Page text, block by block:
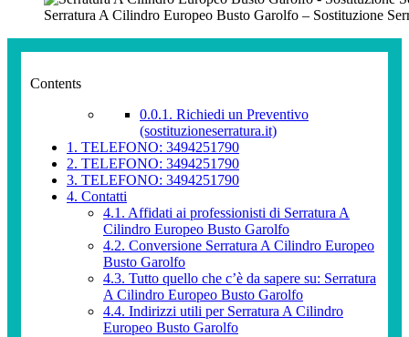
Serratura A Cilindro Europeo Busto Garolfo – Sostituzione
Contents
0.0.1. Richiedi un Preventivo
(sostituzioneserratura.it)
1. TELEFONO: 3494251790
2. TELEFONO: 3494251790
3. TELEFONO: 3494251790
4. Contatti
4.1. Affidati ai professionisti di Serratura A
Cilindro Europeo Busto Garolfo
4.2. Conversione Serratura A Cilindro Europeo
Busto Garolfo
4.3. Tutto quello che c’è da sapere su: Serratura
A Cilindro Europeo Busto Garolfo
4.4. Indirizzi utili per Serratura A Cilindro
Europeo Busto Garolfo